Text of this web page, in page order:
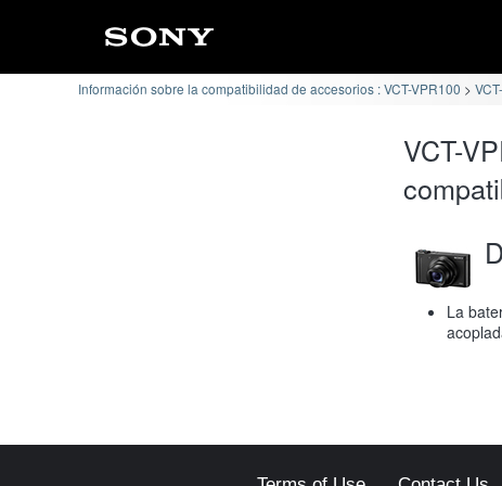
Información sobre la compatibilidad de accesorios : VCT-VPR100
VCT-
La